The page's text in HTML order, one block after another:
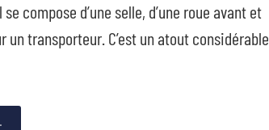
compose d’une selle, d’une roue avant et
un transporteur. C’est un atout considérable